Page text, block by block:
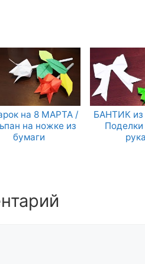
на 8 МАРТА /
на ножке из
бумаги
БАНТИК